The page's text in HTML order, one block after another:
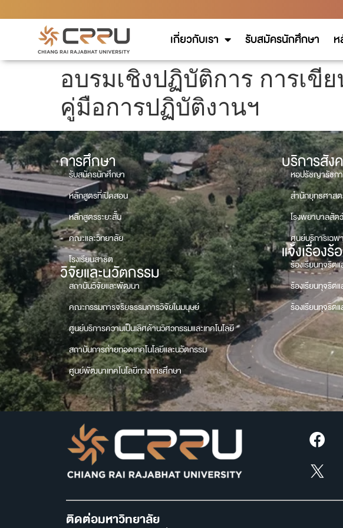
เกี่ยวกับเรา รับสมัครนักศึกษา
อบรมเชิงปฏิบัติการ การเขี
คู่มือการปฏิบัติงานฯ
การศึกษา
รับสมัครนักศึกษา
หลักสูตรที่เปิดสอน
หลักสูตรระยะสั้น
คณะและวิทยาลัย
โรงเรียนสาธิต
วิจัยและนวัตกรรม
สถาบันวิจัยและพัฒนา
คณะกรรมการจริยธรรมการวิจัยในมนุษย์
ศูนย์บริการความเป็นเลิศด้านวิศวกรรมและเทคโนโลยี
สถาบันการถ่ายทอดเทคโนโลยีและนวัตกรรม
ศูนย์พัฒนาเทคโนโลยีทางการศึกษา
บริการสัง
หอปรัชญารัชก
สำนักยุทธศาส
โรงพยาบาลสัต
ศูนย์บริการเฉพ
แจ้งเรื่อง
ร้องเรียนทุจริต
ร้องเรียนทุจริต
ร้องเรียนทุจริต
ติดต่อมหาวิทยาลัย